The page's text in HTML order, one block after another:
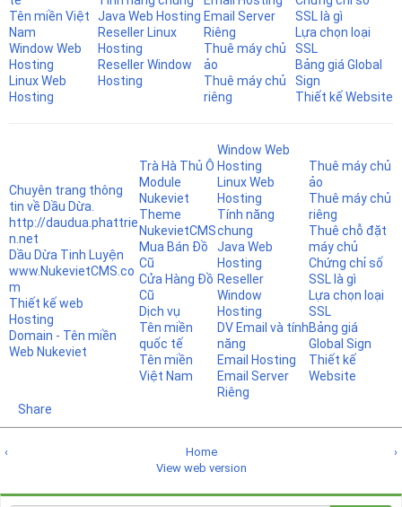
Tên miền Việt
Nam
Window Web
Hosting
Linux Web
Hosting
Java Web Hosting
Reseller Linux
Hosting
Reseller Window
Hosting
Email Server
Riêng
Thuê máy chủ
ảo
Thuê máy chủ
riêng
SSL là gì
Lựa chọn loại
SSL
Bảng giá Global
Sign
Thiết kế Website
Chuyên trang thông
tin về Dầu Dừa.
http://daudua.phattrie
n.net
Dầu Dừa Tinh Luyện
www.NukevietCMS.co
m
Thiết kế web
Hosting
Domain - Tên miền
Web Nukeviet
Trà Hà Thủ Ô
Module
Nukeviet
Theme
NukevietCMS
Mua Bán Đồ
Cũ
Cửa Hàng Đồ
Cũ
Dịch vụ
Tên miền
quốc tế
Tên miền
Việt Nam
Window Web
Hosting
Linux Web
Hosting
Tính năng
chung
Java Web
Hosting
Reseller
Window
Hosting
DV Email và tính
năng
Email Hosting
Email Server
Riêng
Thuê máy chủ
ảo
Thuê máy chủ
riêng
Thuê chỗ đặt
máy chủ
Chứng chỉ số
SSL là gì
Lựa chọn loại
SSL
Bảng giá
Global Sign
Thiết kế
Website
Share
‹ ›
Home
View web version